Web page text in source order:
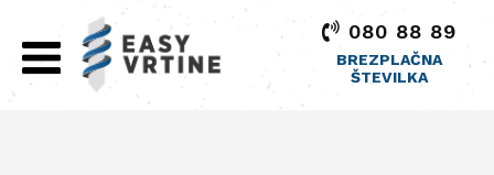
080 88 89
BREZPLAČNA
ŠTEVILKA